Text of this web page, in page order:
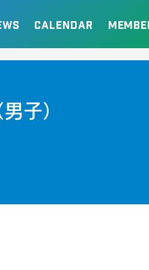
CALENDAR
子）